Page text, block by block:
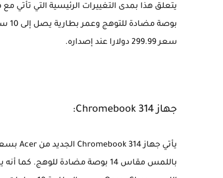
سعر 299.99 دولارا عند إصداره.
جهاز Chromebook 314: